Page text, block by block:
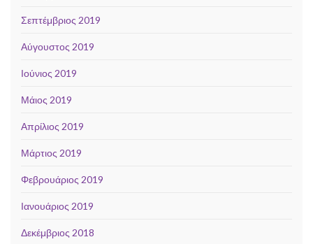
Σεπτέμβριος 2019
Αύγουστος 2019
Ιούνιος 2019
Μάιος 2019
Απρίλιος 2019
Μάρτιος 2019
Φεβρουάριος 2019
Ιανουάριος 2019
Δεκέμβριος 2018